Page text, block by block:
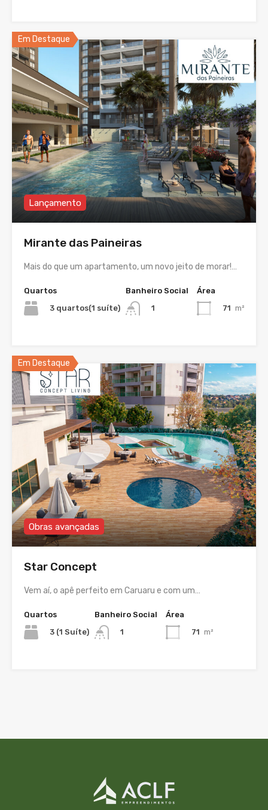
Em Destaque
Lançamento
Mirante das Paineiras
Mais do que um apartamento, um novo jeito de morar!…
Quartos
3 quartos(1 suíte)
Banheiro Social
1
Área
71 m²
Em Destaque
Obras avançadas
Star Concept
Vem aí, o apê perfeito em Caruaru e com um…
Quartos
3 (1 Suíte)
Banheiro Social
1
Área
71 m²